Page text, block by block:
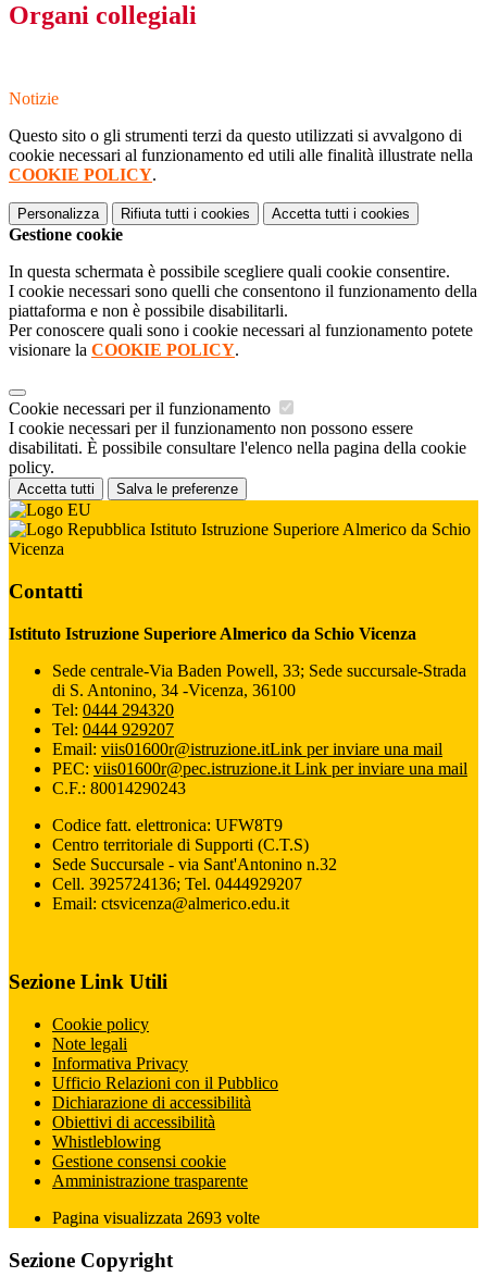
Organi collegiali
Notizie
Questo sito o gli strumenti terzi da questo utilizzati si avvalgono di
cookie necessari al funzionamento ed utili alle finalità illustrate nella
COOKIE POLICY.
Personalizza Rifiuta tutti i cookies Accetta tutti i cookies
Gestione cookie
In questa schermata è possibile scegliere quali cookie consentire.
I cookie necessari sono quelli che consentono il funzionamento della
piattaforma e non è possibile disabilitarli.
Per conoscere quali sono i cookie necessari al funzionamento potete
visionare la COOKIE POLICY.
Cookie necessari per il funzionamento
I cookie necessari per il funzionamento non possono essere
disabilitati. È possibile consultare l'elenco nella pagina della cookie
policy.
Accetta tutti Salva le preferenze
Istituto Istruzione Superiore Almerico da Schio
Vicenza
Contatti
Istituto Istruzione Superiore Almerico da Schio Vicenza
Sede centrale-Via Baden Powell, 33; Sede succursale-Strada
di S. Antonino, 34 -Vicenza, 36100
Tel: 0444 294320
Tel: 0444 929207
Email: viis01600r@istruzione.itLink per inviare una mail
PEC: viis01600r@pec.istruzione.it Link per inviare una mail
C.F.: 80014290243
Codice fatt. elettronica: UFW8T9
Centro territoriale di Supporti (C.T.S)
Sede Succursale - via Sant'Antonino n.32
Cell. 3925724136; Tel. 0444929207
Email: ctsvicenza@almerico.edu.it
Sezione Link Utili
Cookie policy
Note legali
Informativa Privacy
Ufficio Relazioni con il Pubblico
Dichiarazione di accessibilità
Obiettivi di accessibilità
Whistleblowing
Gestione consensi cookie
Amministrazione trasparente
Pagina visualizzata 2693 volte
Sezione Copyright